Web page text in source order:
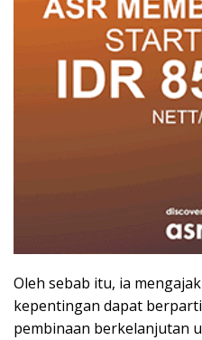
Oleh sebab itu, ia
kepentingan dapat
pembinaan berkelanjutan